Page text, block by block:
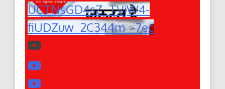
UCTNsGD4sZ_TVjW4-
fiUDZuw_2C344m_-7ec